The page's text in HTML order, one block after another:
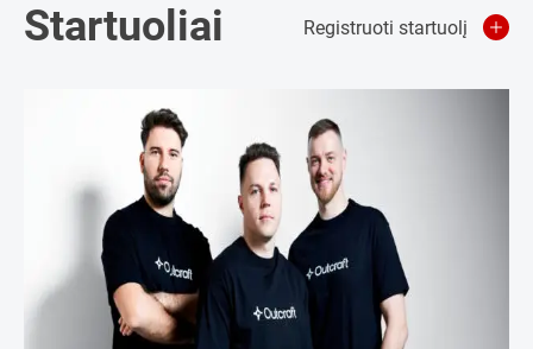
Startuoliai Registruoti startuolį